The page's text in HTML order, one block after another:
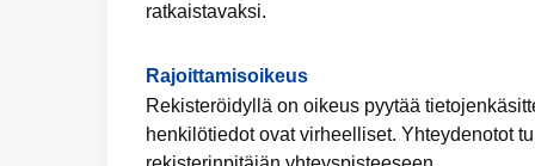
ratkaistavaksi.
Rajoittamisoikeus
Rekisteröidyllä on oikeus pyytää
henkilötiedot ovat virheelliset. Yhteydenotot